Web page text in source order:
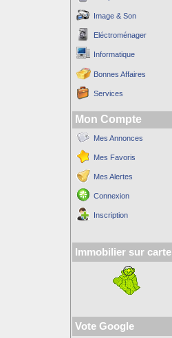
Image & Son
Eléctroménager
Informatique
Bonnes Affaires
Services
Mon Compte
Mes Annonces
Mes Favoris
Mes Alertes
Connexion
Inscription
Immobilier sur carte
Vote Google